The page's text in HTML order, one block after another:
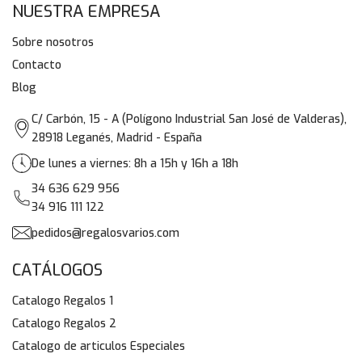
NUESTRA EMPRESA
Sobre nosotros
Contacto
Blog
C/ Carbón, 15 - A (Polígono Industrial San José de Valderas),
28918 Leganés, Madrid - España
De lunes a viernes: 8h a 15h y 16h a 18h
34 636 629 956
34 916 111 122
pedidos@regalosvarios.com
CATÁLOGOS
Catalogo Regalos 1
Catalogo Regalos 2
Catalogo de articulos Especiales